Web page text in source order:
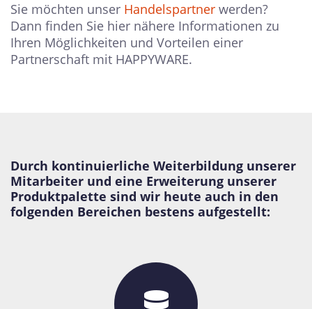
Sie möchten unser Handelspartner werden?
Dann finden Sie hier nähere Informationen zu
Ihren Möglichkeiten und Vorteilen einer
Partnerschaft mit HAPPYWARE.
Durch kontinuierliche Weiterbildung unserer
Mitarbeiter und eine Erweiterung unserer
Produktpalette sind wir heute auch in den
folgenden Bereichen bestens aufgestellt: